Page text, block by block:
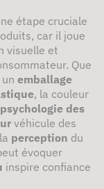
étape cruciale
car il joue
visuelle et
Que
un emballage
, la couleur
psychologie des
véhicule des
perception du
évoquer
inspire confiance